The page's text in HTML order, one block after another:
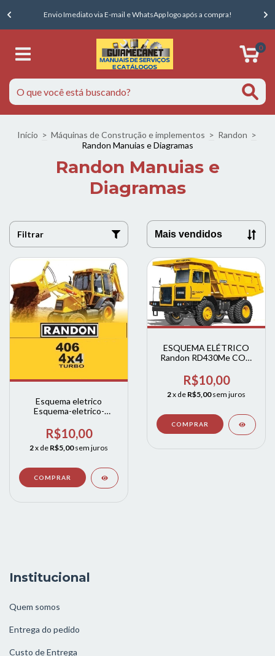
Envio Imediato via E-mail e WhatsApp logo após a compra!
0
Início > Máquinas de Construção e implementos > Randon >
Randon Manuias e Diagramas
Randon Manuias e
Diagramas
Filtrar
Esquema eletrico
Esquema-eletrico-
R$10,00
2x de R$5,00 sem juros
ESQUEMA ELÉTRICO
Randon RD430Me COM
R$10,00
2x de R$5,00 sem juros
Institucional
Quem somos
Entrega do pedido
Custo de Entrega